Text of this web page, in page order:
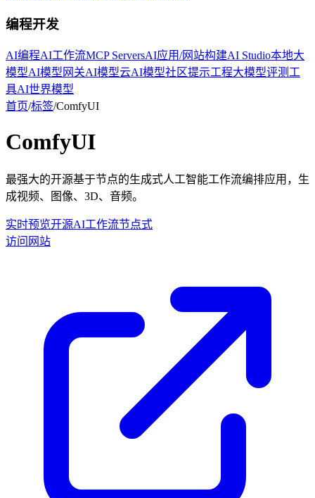
编程开发
AI编程AI工作流MCP ServersAI应用/网站构建AI Studio本地大
模型AI模型网关AI模型云AI模型社区提示工程大模型评测工
具AI世界模型
首页/标签/ComfyUI
ComfyUI
最强大的开源基于节点的生成式人工智能工作流编排应用，生
成视频、图像、3D、音频。
实时预览开源AI工作流节点式
访问网站